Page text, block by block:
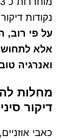
נקודות
על פי רוב,
אלא
ואנרגיה
מחלות
דיקור סיני
כאבי